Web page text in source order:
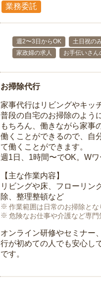
業務委託
週2〜3日からOK 土日祝の
家政婦の求人
お手伝いさん
お掃除代行
家事代行はリビングやキッ
普段の自宅のお掃除のよう
もちろん、働きながら家事
働くことができるので、自
て働くことができます。
週1日、1時間〜でOK。W
【主な作業内容】
リビングや床、フローリン
除、整理整頓など
作業範囲は日常のお掃除とな
危険なお仕事や介護など専門
オンライン研修やセミナー
行が初めての人でも安心し
です。